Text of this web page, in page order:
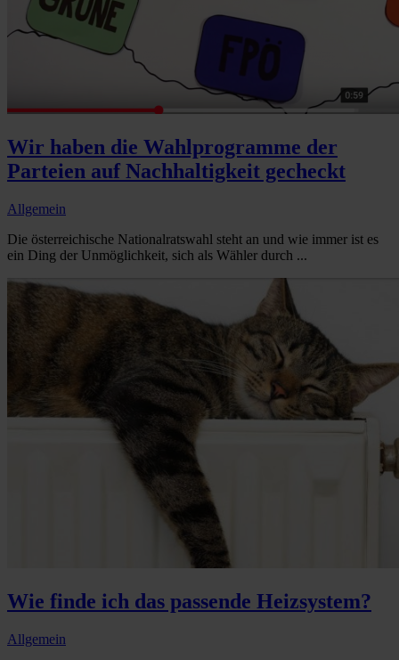
Wir haben die Wahlprogramme der
Parteien auf Nachhaltigkeit gecheckt
Allgemein
Die österreichische Nationalratswahl steht an und wie immer ist es
ein Ding der Unmöglichkeit, sich als Wähler durch ...
Wie finde ich das passende Heizsystem?
Allgemein